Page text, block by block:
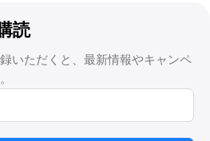
ンタイプを選ぶ
ーン
読
いただくと、最新情報やキャンペ